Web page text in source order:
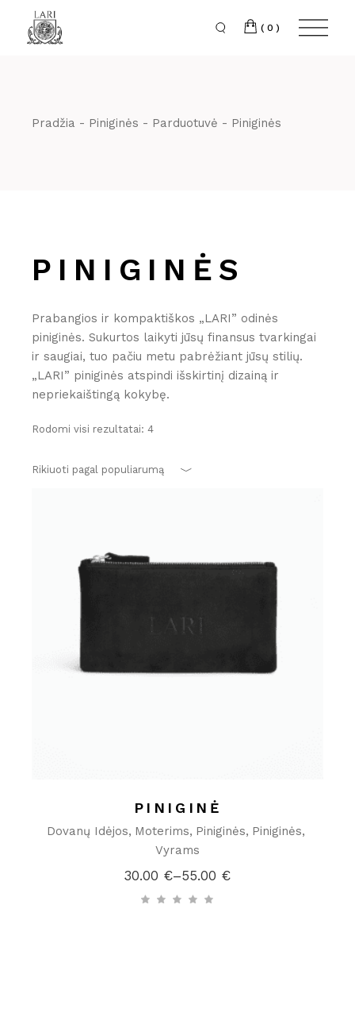
content
(0)
Pradžia Piniginės Parduotuvė Piniginės
PINIGINĖS
Prabangios ir kompaktiškos „LARI” odinės
piniginės. Sukurtos laikyti jūsų finansus tvarkingai
ir saugiai, tuo pačiu metu pabrėžiant jūsų stilių.
„LARI” piniginės atspindi išskirtinį dizainą ir
nepriekaištingą kokybę.
Rodomi visi rezultatai: 4pagal
Rikiuoti pagal populiarumą
PINIGINĖ
Dovanų Idėjos Moterims Piniginės Piniginės
Vyrams
30.00 €–55.00 €
Price
range:
30.00 €